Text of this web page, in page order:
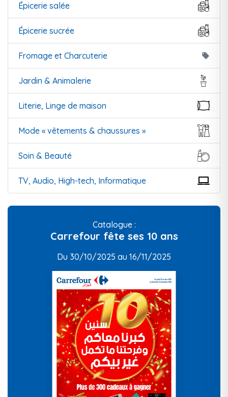
Épicerie salée
Épicerie sucrée
Fromage et Charcuterie local_offer
Jardin & Animalerie
Literie, Linge de maison
Mode « vêtements & chaussures »
Soin & Beauté
TV, Audio, High-tech, Informatique
Catalogue :
Carrefour fête ses 10 ans
Du 30/10/2025 au 16/11/2025